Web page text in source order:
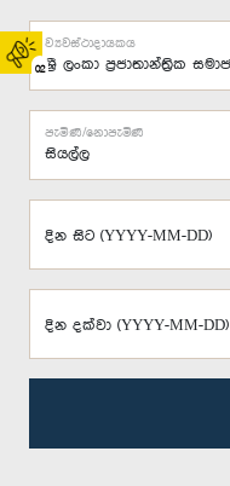
02
ව්‍යවස්ථාදායකය
පැමිණි/නොපැමිණි
දින සිට (YYYY-MM-DD)
දින දක්වා (YYYY-MM-DD)